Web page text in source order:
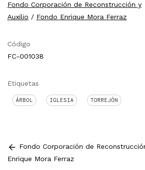
Fondo Corporación de Reconstrucción y
Auxilio / Fondo Enrique Mora Ferraz
Código
FC-001038
Etiquetas
ÁRBOL IGLESIA TORREJÓN
Fondo Corporación de
Enrique Mora Ferraz